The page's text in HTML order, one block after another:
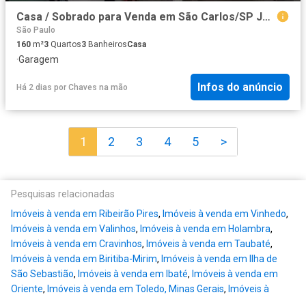
Casa / Sobrado para Venda em São Carlos/SP Jardim Embaré 3 Quartos
São Paulo
160 m²3 Quartos3 BanheirosCasa
·Garagem
Há 2 dias por Chaves na mão Infos do anúncio
1 2 3 4 5 >
Pesquisas relacionadas
Imóveis à venda em Ribeirão Pires, Imóveis à venda em Vinhedo,
Imóveis à venda em Valinhos, Imóveis à venda em Holambra,
Imóveis à venda em Cravinhos, Imóveis à venda em Taubaté,
Imóveis à venda em Biritiba-Mirim, Imóveis à venda em Ilha de
São Sebastião, Imóveis à venda em Ibaté, Imóveis à venda em
Oriente, Imóveis à venda em Toledo, Minas Gerais, Imóveis à